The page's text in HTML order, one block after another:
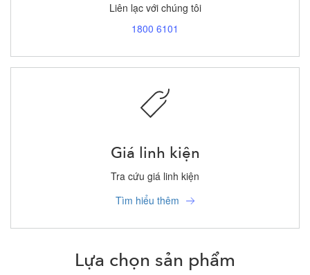
Liên lạc với chúng tôi
1800 6101
Giá linh kiện
Tra cứu giá linh kiện
Tìm hiểu thêm
Lựa chọn sản phẩm